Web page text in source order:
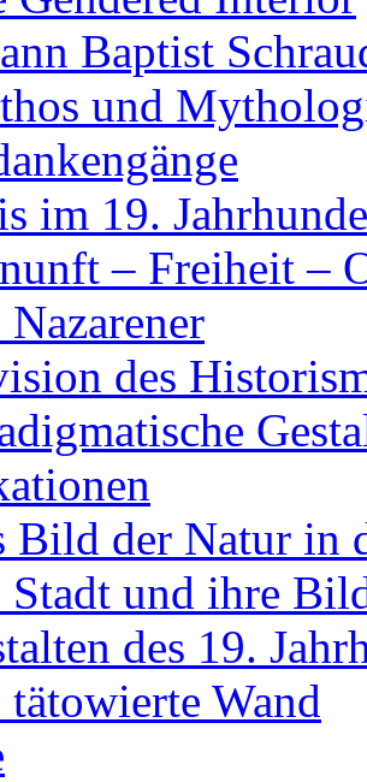
Baptist
und
im 19.
– Freiheit –
des
Bild der Natur in
Stadt und ihre
des 19.
Wand